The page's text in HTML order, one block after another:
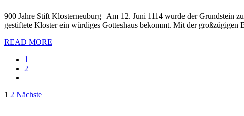
900 Jahre Stift Klosterneuburg | Am 12. Juni 1114 wurde der Grundstein
gestiftete Kloster ein würdiges Gotteshaus bekommt. Mit der großzügigen
READ MORE
1
2
Seitennummerierung
1 2 Nächste